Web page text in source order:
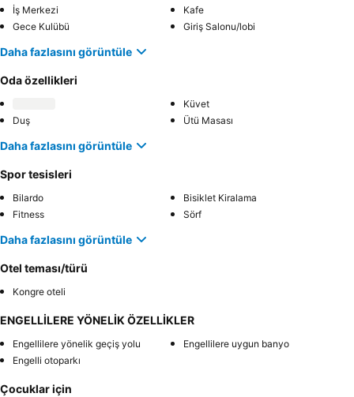
İş Merkezi
Kafe
Gece Kulübü
Giriş Salonu/lobi
Daha fazlasını görüntüle
Oda özellikleri
Küvet
Duş
Ütü Masası
Daha fazlasını görüntüle
Spor tesisleri
Bilardo
Bisiklet Kiralama
Fitness
Sörf
Daha fazlasını görüntüle
Otel teması/türü
Kongre oteli
ENGELLİLERE YÖNELİK ÖZELLİKLER
Engellilere yönelik geçiş yolu
Engellilere uygun banyo
Engelli otoparkı
Çocuklar için